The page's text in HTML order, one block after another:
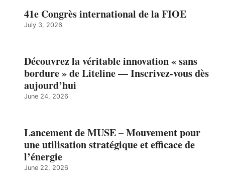
41e Congrès international de la FIOE
July 3, 2026
Découvrez la véritable innovation « sans
bordure » de Liteline — Inscrivez-vous dès
aujourd’hui
June 24, 2026
Lancement de MUSE – Mouvement pour
une utilisation stratégique et efficace de
l’énergie
June 22, 2026